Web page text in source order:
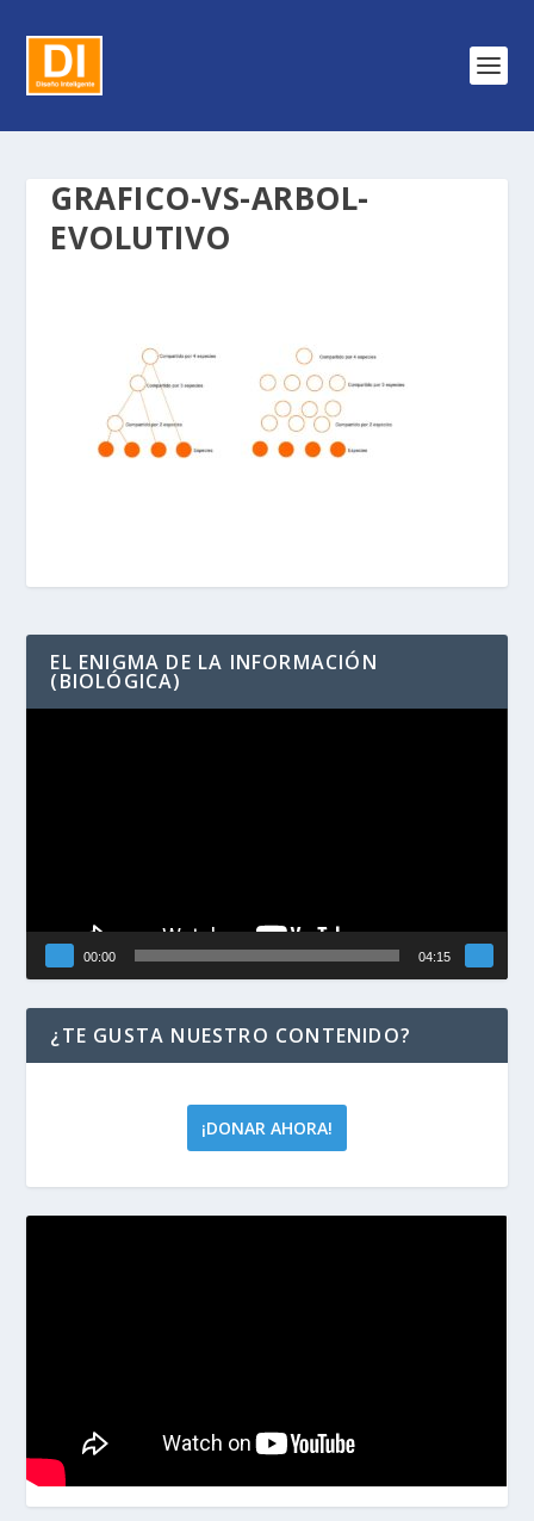
GRAFICO-VS-ARBOL-
EVOLUTIVO
EL ENIGMA DE LA INFORMACIÓN
(BIOLÓGICA)
00:00 04:15
¿TE GUSTA NUESTRO CONTENIDO?
¡DONAR AHORA!